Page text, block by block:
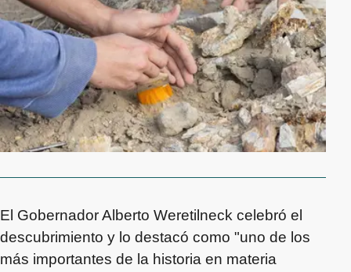
El Gobernador Alberto Weretilneck celebró el
descubrimiento y lo destacó como "uno de los
más importantes de la historia en materia